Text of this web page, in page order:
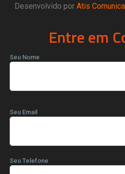
Desenvolvido por Atis
Entre em
Seu Nome
Seu Email
Seu Telefone